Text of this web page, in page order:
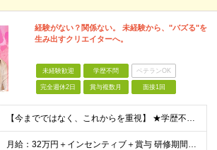
経験がない？関係ない。 未経験から、"バズる"を
生み出すクリエイターへ。
未経験歓迎 学歴不問 ベテランOK
完全週休2日 賞与複数月 面接1回
【今までではなく、これからを重視】 ★学歴不問 ★職種未経験歓迎 ★業種未経験歓迎 ★社会人未経験歓迎 ★第二新卒歓迎 ★ブランクOK ★動画編集・デザイン制作の勉強を独学でしている方など ※基礎的
月給：32万円＋インセンティブ＋賞与 研修期間中：月給25万円～ ＼ 頑張りはしっかり評価！ ／ 研修期間中でも、スキルの習得状況や成果に応じて月給27万円へ昇給が可能です。 【研修期間】 期